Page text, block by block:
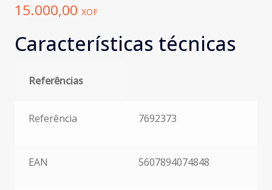
15.000,00 XOF
Características técnicas
Referências
Referência 7692373
EAN 5607894074848